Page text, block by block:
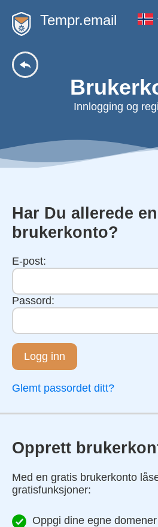
Tempr.email
Innlogging og
Har Du allerede en
brukerkonto?
E-post:
Passord:
Logg inn
Glemt passordet ditt?
Opprett
Med en gratis brukerkonto
gratisfunksjoner:
Oppgi dine egne domener